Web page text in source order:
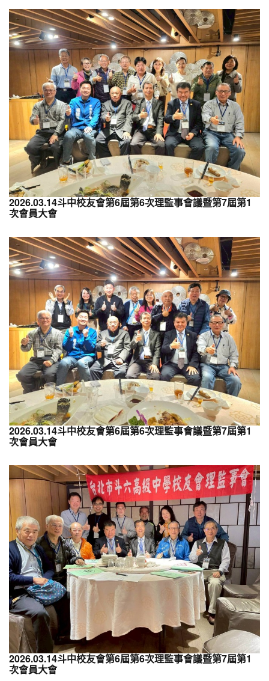
2026.03.14斗中校友會第6屆第6次理監事會議暨第7屆第1
次會員大會
2026.03.14斗中校友會第6屆第6次理監事會議暨第7屆第1
次會員大會
2026.03.14斗中校友會第6屆第6次理監事會議暨第7屆第1
次會員大會